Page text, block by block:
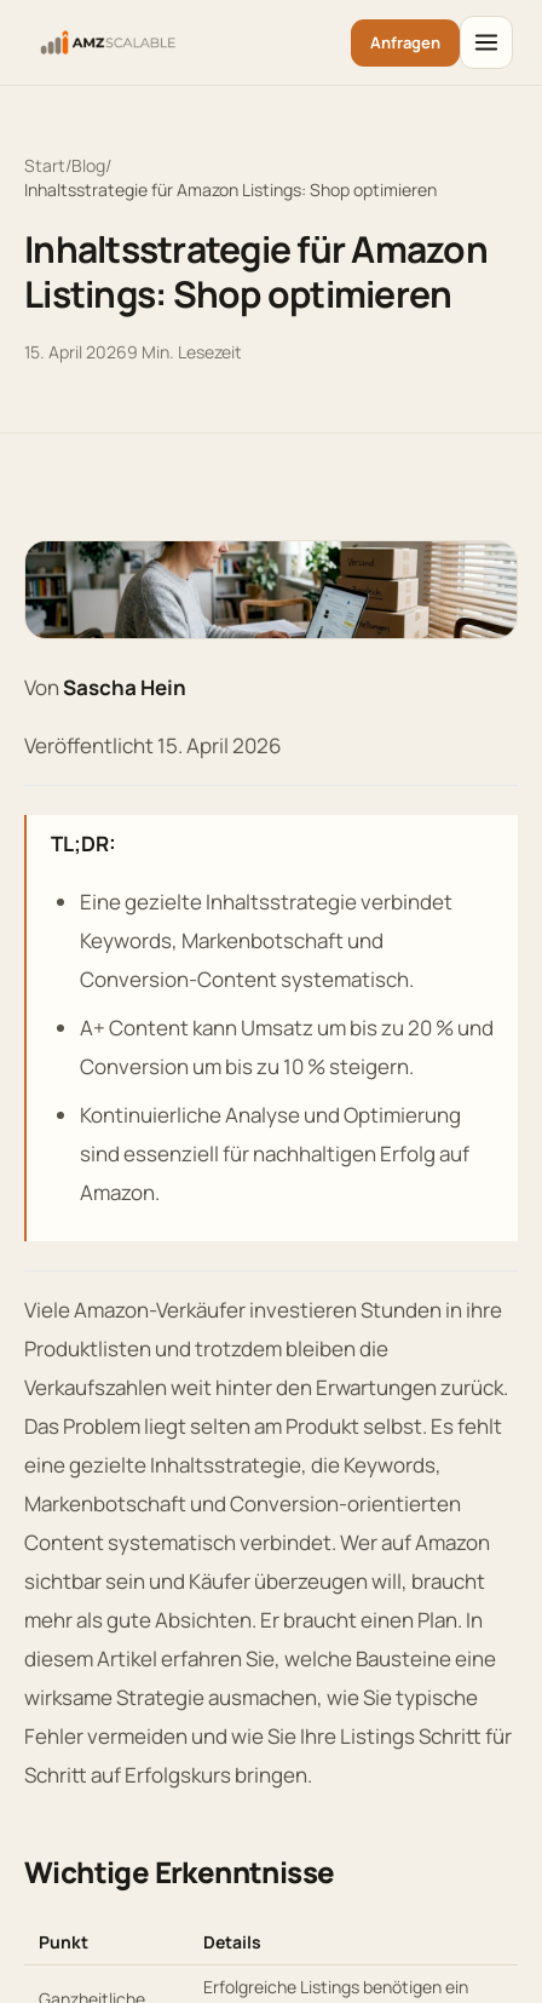
Anfragen
Start/Blog/
Inhaltsstrategie für Amazon Listings: Shop optimieren
Inhaltsstrategie für Amazon
Listings: Shop optimieren
15. April 20269 Min. Lesezeit
VonSascha Hein
Veröffentlicht 15. April 2026
TL;DR:
Eine gezielte Inhaltsstrategie verbindet
Keywords, Markenbotschaft und
Conversion-Content systematisch.
A+ Content kann Umsatz um bis zu 20 % und
Conversion um bis zu 10 % steigern.
Kontinuierliche Analyse und Optimierung
sind essenziell für nachhaltigen Erfolg auf
Amazon.
Viele Amazon-Verkäufer investieren Stunden in ihre
Produktlisten und trotzdem bleiben die
Verkaufszahlen weit hinter den Erwartungen zurück.
Das Problem liegt selten am Produkt selbst. Es fehlt
eine gezielte Inhaltsstrategie, die Keywords,
Markenbotschaft und Conversion-orientierten
Content systematisch verbindet. Wer auf Amazon
sichtbar sein und Käufer überzeugen will, braucht
mehr als gute Absichten. Er braucht einen Plan. In
diesem Artikel erfahren Sie, welche Bausteine eine
wirksame Strategie ausmachen, wie Sie typische
Fehler vermeiden und wie Sie Ihre Listings Schritt für
Schritt auf Erfolgskurs bringen.
Wichtige Erkenntnisse
Punkt Details
Erfolgreiche Listings benötigen ein